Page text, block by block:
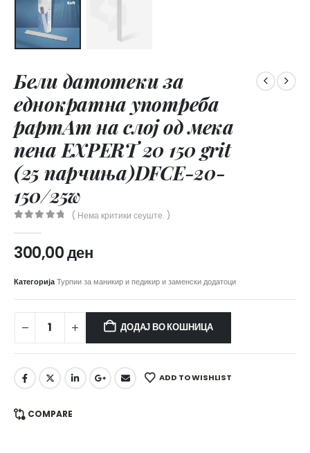
Бели датотеки за
еднократна употреба
papmAm на слој од мека
пена EXPERT 20 150 grit
(25 парчиња)DFCE-20-
150/25w
( Нема критики сеуште. )
300,00ден
КатегоријаТурпии за маникир и педикир и заменски додатоци
ДОДАЈ ВО КОШНИЦА
ADD TO WISHLIST
COMPARE